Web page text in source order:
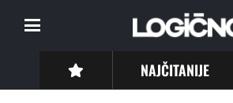
NAJČITANIJE